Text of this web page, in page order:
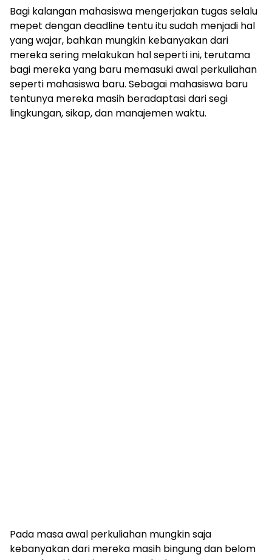
Bagi kalangan mahasiswa mengerjakan tugas selalu
mepet dengan deadline tentu itu sudah menjadi hal
yang wajar, bahkan mungkin kebanyakan dari
mereka sering melakukan hal seperti ini, terutama
bagi mereka yang baru memasuki awal perkuliahan
seperti mahasiswa baru. Sebagai mahasiswa baru
tentunya mereka masih beradaptasi dari segi
lingkungan, sikap, dan manajemen waktu.
Pada masa awal perkuliahan mungkin saja
kebanyakan dari mereka masih bingung dan belom